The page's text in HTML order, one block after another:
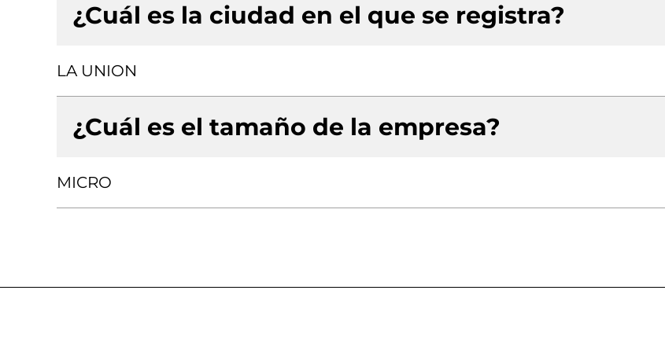
¿Cuál es la ciudad en el que se registra?
LA UNION
¿Cuál es el tamaño de la empresa?
MICRO